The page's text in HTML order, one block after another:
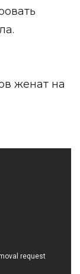
женат на